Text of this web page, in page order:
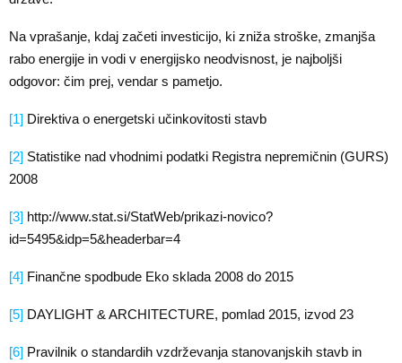
Na vprašanje, kdaj začeti investicijo, ki zniža stroške, zmanjša
rabo energije in vodi v energijsko neodvisnost, je najboljši
odgovor: čim prej, vendar s pametjo.
[1] Direktiva o energetski učinkovitosti stavb
[2] Statistike nad vhodnimi podatki Registra nepremičnin (GURS)
2008
[3] http://www.stat.si/StatWeb/prikazi-novico?
id=5495&idp=5&headerbar=4
[4] Finančne spodbude Eko sklada 2008 do 2015
[5] DAYLIGHT & ARCHITECTURE, pomlad 2015, izvod 23
[6] Pravilnik o standardih vzdrževanja stanovanjskih stavb in